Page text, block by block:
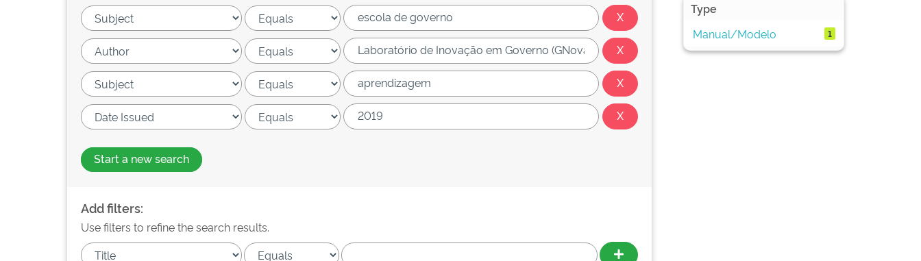
Start a new search
Add filters:
Use filters to refine the search results.
Type
Manual/Modelo
1